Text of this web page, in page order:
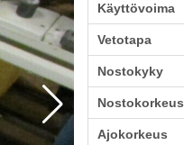
Käyttövoima
Vetotapa
Nostokyky
Nostokorkeus
Ajokorkeus